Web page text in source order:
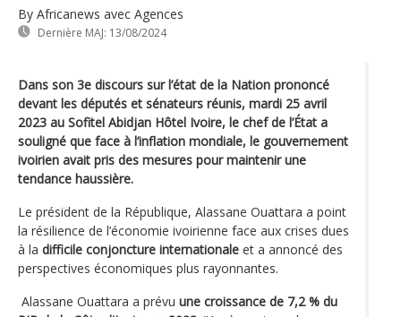
By Africanews avec Agences
Dernière MAJ: 13/08/2024
Dans son 3e discours sur l’état de la Nation prononcé
devant les députés et sénateurs réunis, mardi 25 avril
2023 au Sofitel Abidjan Hôtel Ivoire, le chef de l’État a
souligné que face à l’inflation mondiale, le gouvernement
ivoirien avait pris des mesures pour maintenir une
tendance haussière.
Le président de la République, Alassane Ouattara a point
la résilience de l’économie ivoirienne face aux crises dues
à la difficile conjoncture internationale et a annoncé des
perspectives économiques plus rayonnantes.
Alassane Ouattara a prévu une croissance de 7,2 % du